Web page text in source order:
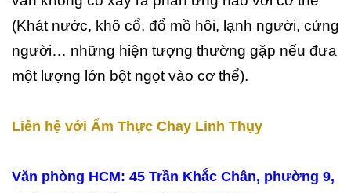
(Khát nước, khô cổ, đổ mồ hôi, lạnh người, cứng
người… những hiện tượng thường gặp nếu đưa
một lượng lớn bột ngọt vào cơ thể).
Liên hệ với Ẩm Thực Chay Linh Thụy
Văn phòng HCM: 45 Trần Khắc Chân, phường 9,